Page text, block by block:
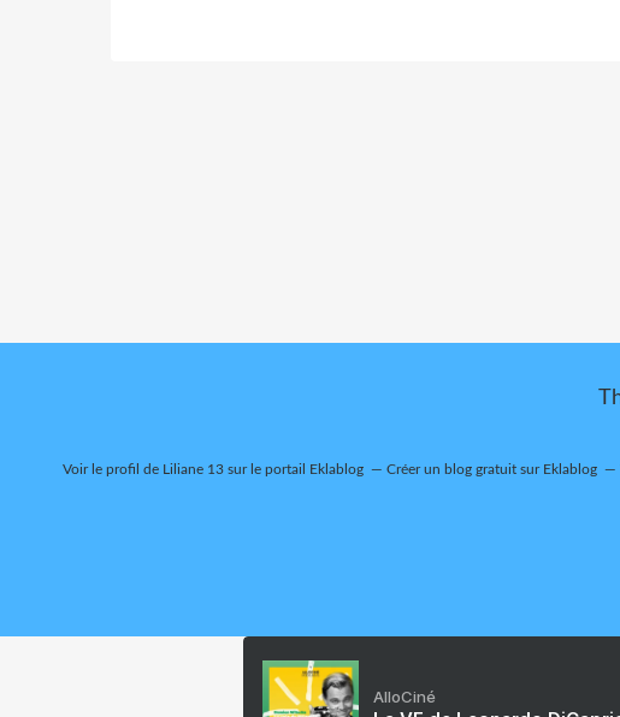
Voir le profil de Liliane 13 sur le portail Eklablog Créer un blog gratuit sur Eklablog
AlloCiné